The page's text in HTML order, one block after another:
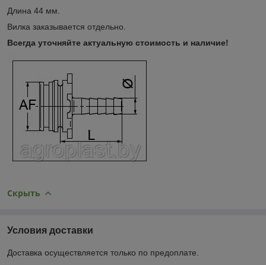
Длина 44 мм.
Вилка заказывается отдельно.
Всегда уточняйте актуальную стоимость и наличие!
Скрыть
Условия доставки
Доставка осуществляется только по предоплате.